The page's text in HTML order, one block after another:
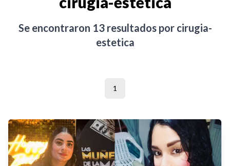
Se encontraron 13resultados por cirugia-
estetica
1